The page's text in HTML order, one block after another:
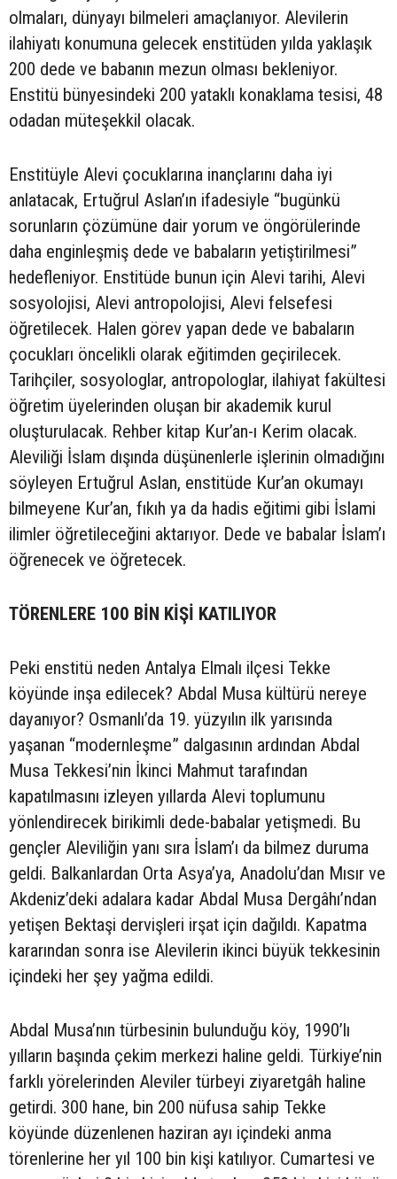
olmaları, dünyayı bilmeleri amaçlanıyor. Alevilerin
ilahiyatı konumuna gelecek enstitüden yılda yaklaşık
200 dede ve babanın mezun olması bekleniyor.
Enstitü bünyesindeki 200 yataklı konaklama tesisi, 48
odadan müteşekkil olacak.
Enstitüyle Alevi çocuklarına inançlarını daha iyi
anlatacak, Ertuğrul Aslan’ın ifadesiyle “bugünkü
sorunların çözümüne dair yorum ve öngörülerinde
daha enginleşmiş dede ve babaların yetiştirilmesi”
hedefleniyor. Enstitüde bunun için Alevi tarihi, Alevi
sosyolojisi, Alevi antropolojisi, Alevi felsefesi
öğretilecek. Halen görev yapan dede ve babaların
çocukları öncelikli olarak eğitimden geçirilecek.
Tarihçiler, sosyologlar, antropologlar, ilahiyat fakültesi
öğretim üyelerinden oluşan bir akademik kurul
oluşturulacak. Rehber kitap Kur’an-ı Kerim olacak.
Aleviliği İslam dışında düşünenlerle işlerinin olmadığını
söyleyen Ertuğrul Aslan, enstitüde Kur’an okumayı
bilmeyene Kur’an, fıkıh ya da hadis eğitimi gibi İslami
ilimler öğretileceğini aktarıyor. Dede ve babalar İslam’ı
öğrenecek ve öğretecek.
TÖRENLERE 100 BİN KİŞİ KATILIYOR
Peki enstitü neden Antalya Elmalı ilçesi Tekke
köyünde inşa edilecek? Abdal Musa kültürü nereye
dayanıyor? Osmanlı’da 19. yüzyılın ilk yarısında
yaşanan “modernleşme” dalgasının ardından Abdal
Musa Tekkesi’nin İkinci Mahmut tarafından
kapatılmasını izleyen yıllarda Alevi toplumunu
yönlendirecek birikimli dede-babalar yetişmedi. Bu
gençler Aleviliğin yanı sıra İslam’ı da bilmez duruma
geldi. Balkanlardan Orta Asya’ya, Anadolu’dan Mısır ve
Akdeniz’deki adalara kadar Abdal Musa Dergâhı’ndan
yetişen Bektaşi dervişleri irşat için dağıldı. Kapatma
kararından sonra ise Alevilerin ikinci büyük tekkesinin
içindeki her şey yağma edildi.
Abdal Musa’nın türbesinin bulunduğu köy, 1990’lı
yılların başında çekim merkezi haline geldi. Türkiye’nin
farklı yörelerinden Aleviler türbeyi ziyaretgâh haline
getirdi. 300 hane, bin 200 nüfusa sahip Tekke
köyünde düzenlenen haziran ayı içindeki anma
törenlerine her yıl 100 bin kişi katılıyor. Cumartesi ve